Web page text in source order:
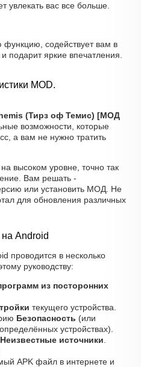
увлекать вас все больше.
функцию, содействует вам в
подарит яркие впечатления.
MOD.
(Тирз оф Темис) [МОД
возможности, которые
а вам не нужно тратить
высоком уровне, точно так
Вам решать -
или установить МОД. Не
для обновления различных
Android
проводится в несколько
руководству:
из посторонних
текущего устройства.
Безопасность (или
устройствах).
Неизвестные источники
APK файл в интернете и